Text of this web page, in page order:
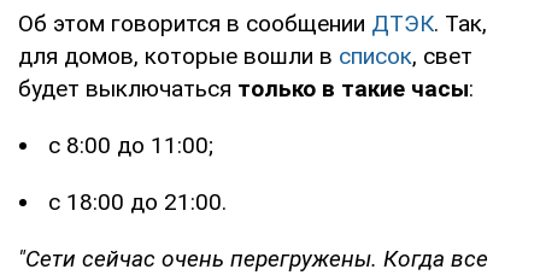
Об этом говорится в сообщении ДТЭК. Так,
для домов, которые вошли в список, свет
будет выключаться только в такие часы:
с 8:00 до 11:00;
с 18:00 до 21:00.
"Сети сейчас очень перегружены. Когда все